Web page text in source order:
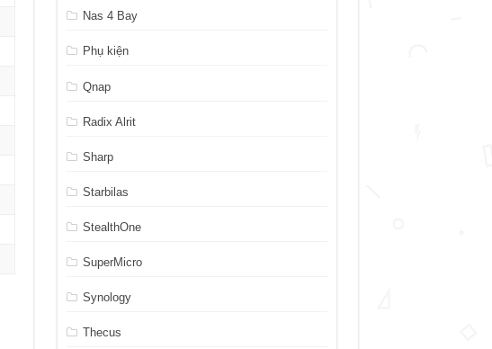
Nas 4 Bay
Phụ kiện
Qnap
Radix Alrit
Sharp
Starbilas
StealthOne
SuperMicro
Synology
Thecus